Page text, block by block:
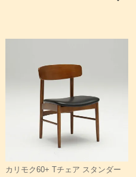
カリモク60+ Tチェア スタンダー